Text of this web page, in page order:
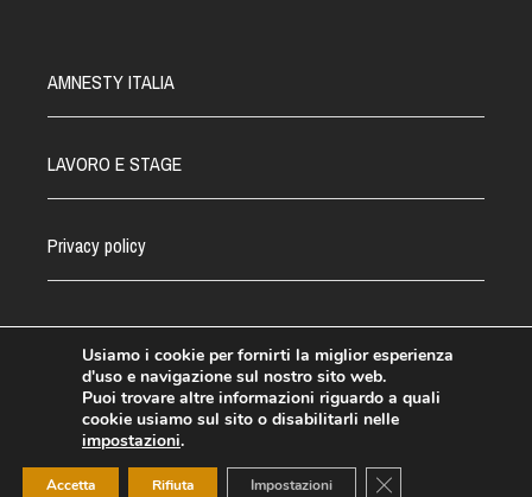
AMNESTY ITALIA
LAVORO E STAGE
Privacy policy
©Amnesty Lombardia 2021 - CF.03031110582
Usiamo i cookie per fornirti la miglior esperienza
d'uso e navigazione sul nostro sito web.
Puoi trovare altre informazioni riguardo a quali
cookie usiamo sul sito o disabilitarli nelle
impostazioni.
Accetta Rifiuta Impostazioni Close GDPR